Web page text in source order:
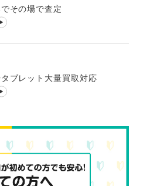
その場で査定
ブレット大量買取対応